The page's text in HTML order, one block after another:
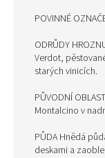
POVINNÉ
ODRŮDY
Verdot,
starých vinicích.
PŮVODNÍ
Montalcino v
PŮDA Hnědá
deskami a